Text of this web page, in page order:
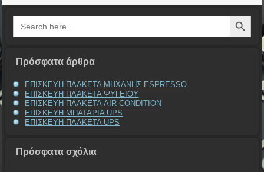
Search
for:
Search Button
Πρόσφατα άρθρα
ΕΠΙΣΚΕΥΗ ΠΛΑΚΕΤΑ ΜΗΧΑΝΗΣ ESPRESSO
ΕΠΙΣΚΕΥΗ ΠΛΑΚΕΤΑ ΨΥΓΕΙΟΥ
ΕΠΙΣΚΕΥΗ ΠΛΑΚΕΤΑ AIR CONDITION
ΕΠΙΣΚΕΥΗ ΜΠΑΤΑΡΙΑ UPS
ΕΠΙΣΚΕΥΗ ΠΛΑΚΕΤΑ UPS
Πρόσφατα σχόλια